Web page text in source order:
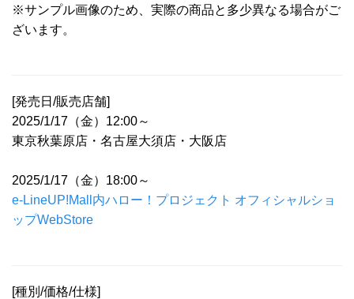
※サンプル画像のため、実際の商品と多少異なる場合がご
ざいます。
[発売日/販売店舗]
2025/1/17（金）12:00～
東京秋葉原店・名古屋大須店・大阪店
2025/1/17（金）18:00～
e-LineUP!Mall内ハロー！プロジェクト オフィシャルショ
ップWebStore
[種別/価格/仕様]